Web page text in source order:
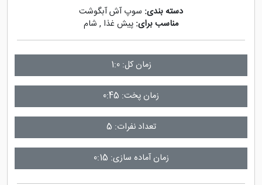
دسته بندی: سوپ آش آبگوشت
مناسب برای: پیش غذا , شام
زمان کل: 1:0
زمان پخت: 0:45
تعداد نفرات: 5
زمان آماده سازی: 0:15